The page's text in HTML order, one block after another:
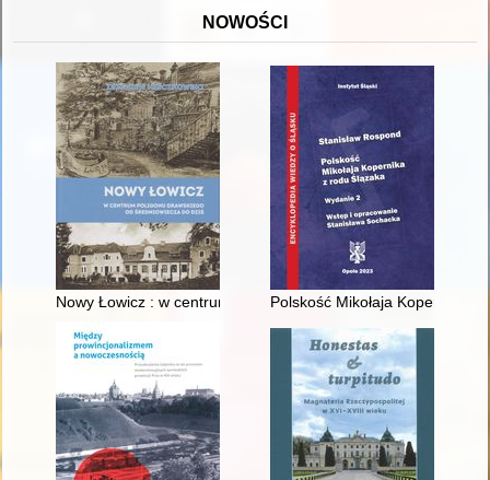
NOWOŚCI
Nowy Łowicz : w centrum poligonu drawskiego od
Polskość Mikołaja Kopernika z